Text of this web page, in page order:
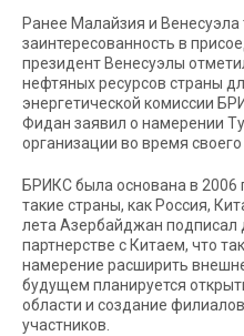
Ранее Малайзия и
заинтересованность в
президент Венесуэлы
нефтяных ресурсов страны
энергетической комиссии
Фидан заявил о намерении
организации во время своего
БРИКС была основана в 2006
такие страны, как Россия,
лета Азербайджан подписал
партнерстве с Китаем, что
намерение расширить
будущем планируется
области и создание
участников.